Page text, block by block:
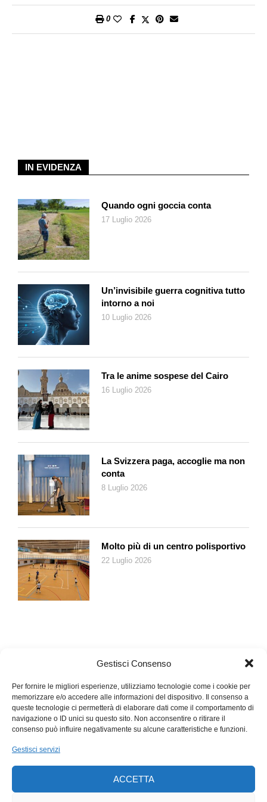
Gestisci Consenso
Per fornire le migliori esperienze, utilizziamo tecnologie come i cookie per
memorizzare e/o accedere alle informazioni del dispositivo. Il consenso a
queste tecnologie ci permetterà di elaborare dati come il comportamento di
navigazione o ID unici su questo sito. Non acconsentire o ritirare il
consenso può influire negativamente su alcune caratteristiche e funzioni.
Gestisci servizi
ACCETTA
0
IN EVIDENZA
Quando ogni goccia conta
17 Luglio 2026
Un’invisibile guerra cognitiva tutto
intorno a noi
10 Luglio 2026
Tra le anime sospese del Cairo
16 Luglio 2026
La Svizzera paga, accoglie ma non
conta
8 Luglio 2026
Molto più di un centro polisportivo
22 Luglio 2026